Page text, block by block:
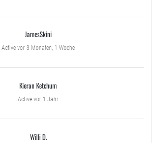
JamesSkini
Active vor 3 Monaten, 1 Woche
Kieran Ketchum
Active vor 1 Jahr
Willi D.